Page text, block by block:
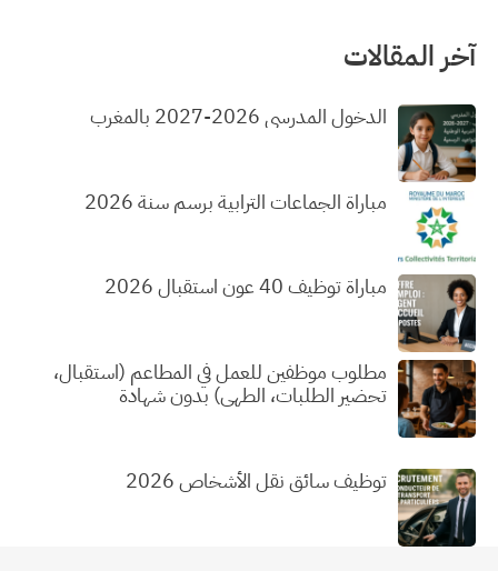
آخر المقالات
الدخول المدرسي 2026-2027 بالمغرب
مباراة الجماعات الترابية برسم سنة 2026
مباراة توظيف 40 عون استقبال 2026
مطلوب موظفين للعمل في المطاعم (استقبال،
تحضير الطلبات، الطهي) بدون شهادة
توظيف سائق نقل الأشخاص 2026